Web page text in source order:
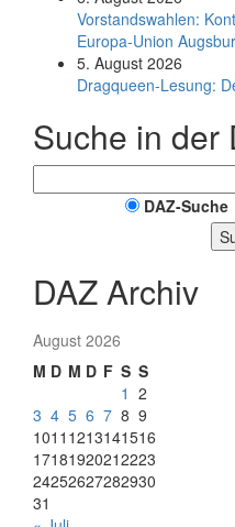
Vorstandswahlen:
Europa-Union
5. August 2026
Dragqueen-Lesung:
Suche in der
DAZ-Suche
DAZ Archiv
August 2026
M D M D F S S
1 2
3 4 5 6 7 8 9
1011 1213141516
17181920212223
24252627282930
31